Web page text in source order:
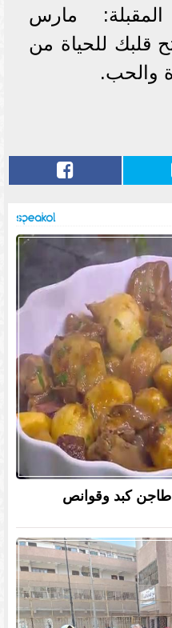
مارس
قلبك للحياة من
والحب.
كبد وقوانص